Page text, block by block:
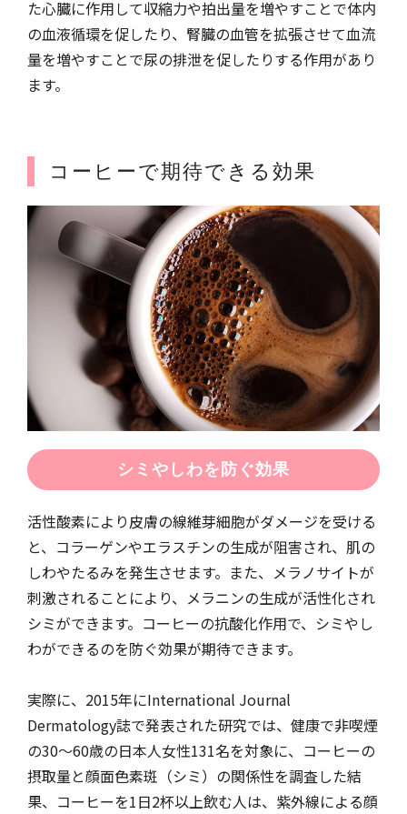
た心臓に作用して収縮力や拍出量を増やすことで体内
の血液循環を促したり、腎臓の血管を拡張させて血流
量を増やすことで尿の排泄を促したりする作用があり
ます。
コーヒーで期待できる効果
シミやしわを防ぐ効果
活性酸素により皮膚の線維芽細胞がダメージを受ける
と、コラーゲンやエラスチンの生成が阻害され、肌の
しわやたるみを発生させます。また、メラノサイトが
刺激されることにより、メラニンの生成が活性化され
シミができます。コーヒーの抗酸化作用で、シミやし
わができるのを防ぐ効果が期待できます。
実際に、2015年にInternational Journal
Dermatology誌で発表された研究では、健康で非喫煙
の30～60歳の日本人女性131名を対象に、コーヒーの
摂取量と顔面色素斑（シミ）の関係性を調査した結
果、コーヒーを1日2杯以上飲む人は、紫外線による顔